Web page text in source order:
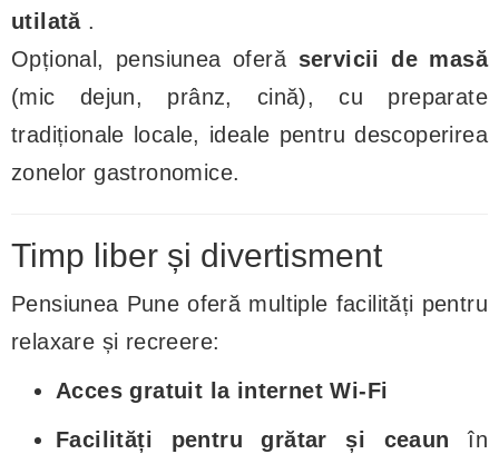
utilată.
Opțional, pensiunea oferă servicii de masă
(mic dejun, prânz, cină), cu preparate
tradiționale locale, ideale pentru descoperirea
zonelor gastronomice.
Timp liber și divertisment
Pensiunea Pune oferă multiple facilități pentru
relaxare și recreere:
Acces gratuit la internet Wi-Fi
Facilități pentru grătar și ceaun în